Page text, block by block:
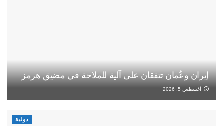
إيران وعُمان تتفقان على آلية للملاحة في مضيق هرمز
أغسطس 5, 2026
دولية